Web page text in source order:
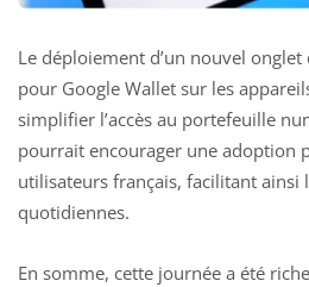
Le déploiement d’un nouvel
pour Google Wallet sur les
simplifier l’accès au portefeuille
pourrait encourager une adoption
utilisateurs français, facilitant ainsi
quotidiennes.
En somme, cette journée a été